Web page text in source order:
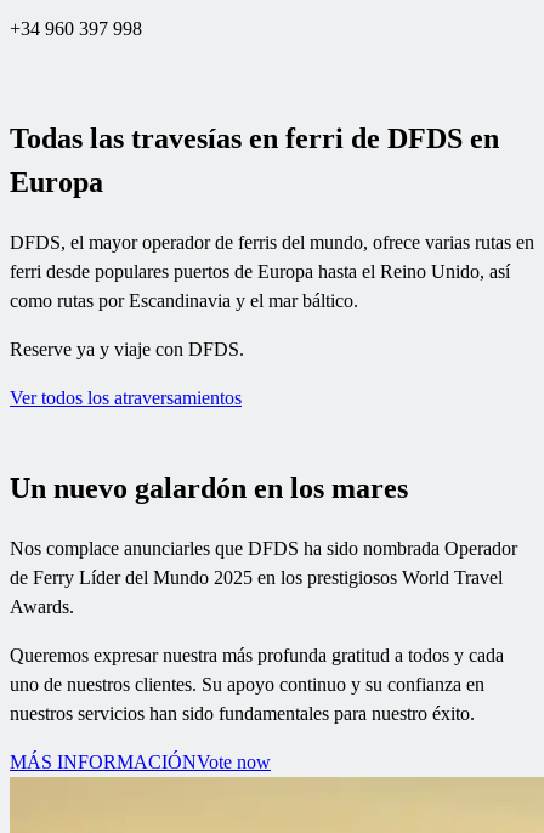
+34 960 397 998
Todas las travesías en ferri de DFDS en
Europa
DFDS, el mayor operador de ferris del mundo, ofrece varias rutas en
ferri desde populares puertos de Europa hasta el Reino Unido, así
como rutas por Escandinavia y el mar báltico.
Reserve ya y viaje con DFDS.
Ver todos los atraversamientos
Un nuevo galardón en los mares
Nos complace anunciarles que DFDS ha sido nombrada Operador
de Ferry Líder del Mundo 2025 en los prestigiosos World Travel
Awards.
Queremos expresar nuestra más profunda gratitud a todos y cada
uno de nuestros clientes. Su apoyo continuo y su confianza en
nuestros servicios han sido fundamentales para nuestro éxito.
MÁS INFORMACIÓNVote now